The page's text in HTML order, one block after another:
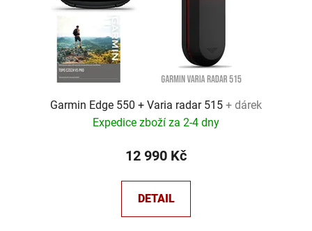
Garmin Edge 550 + Varia radar 515 + dárek
Expedice zboží za 2-4 dny
12 990 Kč
DETAIL